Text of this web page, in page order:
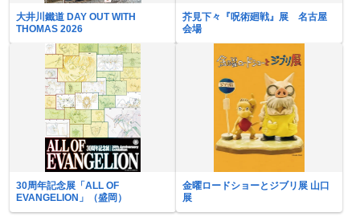
大井川鐵道 DAY OUT WITH
THOMAS 2026
芥見下々『呪術廻戦』展 名古屋
会場
30周年記念展「ALL OF
EVANGELION」（盛岡）
金曜ロードショーとジブリ展 山口
展